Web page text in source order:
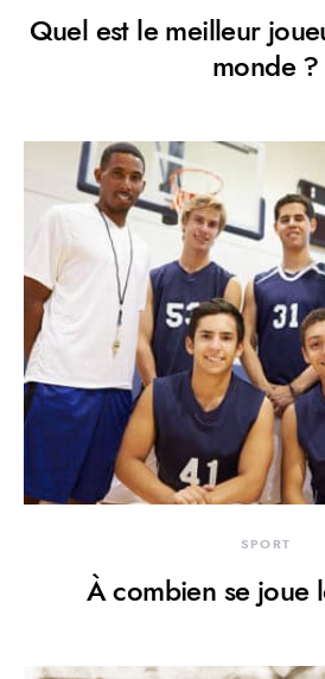
Quel est le meilleur
monde ?
SPORT
À combien se joue